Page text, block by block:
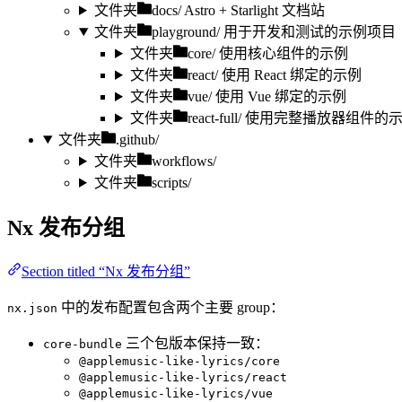
文件夹 docs/ Astro + Starlight 文档站
文件夹
playground/ 用于开发和测试的示例项目
文件夹
core/ 使用核心组件的示例
文件夹
react/ 使用 React 绑定的示例
文件夹
vue/ 使用 Vue 绑定的示例
文件夹
react-full/ 使用完整播放器组件的
文件夹
.github/
文件夹
workflows/
文件夹
scripts/
Nx 发布分组
Section titled “Nx 发布分组”
nx.json 中的发布配置包含两个主要 group：
core-bundle 三个包版本保持一致：
@applemusic-like-lyrics/core
@applemusic-like-lyrics/react
@applemusic-like-lyrics/vue